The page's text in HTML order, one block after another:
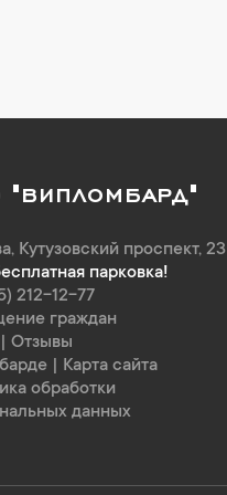
"ВИПЛОМБАРД"
, Кутузовский проспект, 23
парковка!
212-12-77
граждан
Отзывы
Карта сайта
обработки
данных